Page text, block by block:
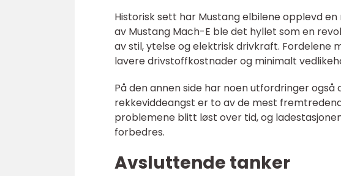
Historisk sett har Mustang elbilene opplevd
av Mustang Mach-E ble det hyllet som en
av stil, ytelse og elektrisk drivkraft. Fordelene
lavere drivstoffkostnader og minimalt
På den annen side har noen utfordringer
rekkeviddeangst er to av de mest
problemene blitt løst over tid, og
forbedres.
Avsluttende tanker